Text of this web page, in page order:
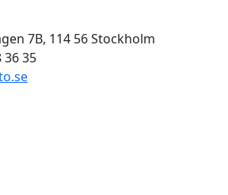
7B, 114 56 Stockholm
36 35